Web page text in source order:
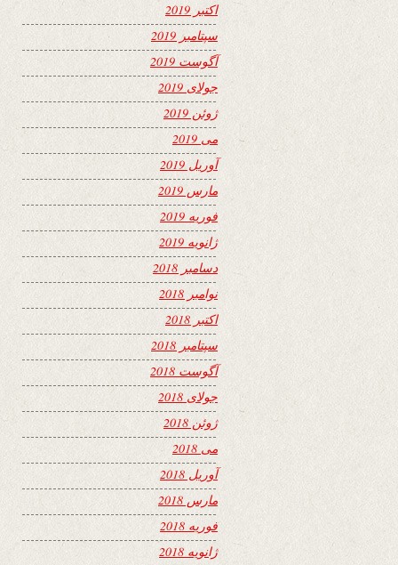
اکتبر 2019
سپتامبر 2019
آگوست 2019
جولای 2019
ژوئن 2019
می 2019
آوریل 2019
مارس 2019
فوریه 2019
ژانویه 2019
دسامبر 2018
نوامبر 2018
اکتبر 2018
سپتامبر 2018
آگوست 2018
جولای 2018
ژوئن 2018
می 2018
آوریل 2018
مارس 2018
فوریه 2018
ژانویه 2018